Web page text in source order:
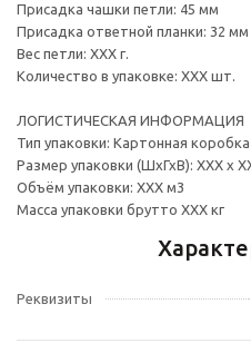
Присадка чашки петли: 45 мм
Присадка ответной планки: 32 мм
Вес петли: ХХХ г.
Количество в упаковке: ХХХ шт.
ЛОГИСТИЧЕСКАЯ ИНФОРМАЦИЯ
Тип упаковки: Картонная коробка
Размер упаковки (ШхГхВ): ХХХ х
Объём упаковки: ХХХ м3
Масса упаковки брутто ХХХ кг
Реквизиты